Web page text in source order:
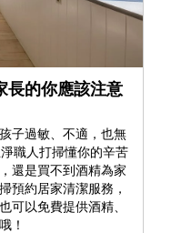
長的你應該注意
子過敏、不適，也無
職人打掃懂你的辛苦
還是買不到酒精為家
預約居家清潔服務，
可以免費提供酒精、
！